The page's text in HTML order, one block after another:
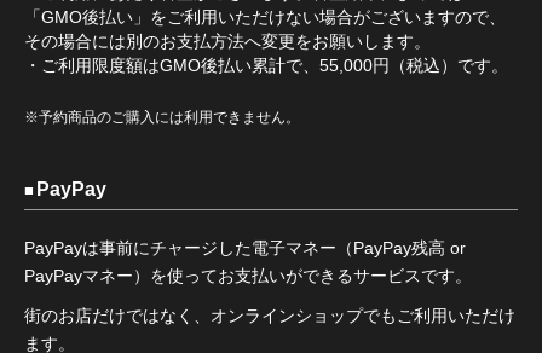
「GMO後払い」をご利用いただけない場合がございますので、
その場合には別のお支払方法へ変更をお願いします。
・ご利用限度額はGMO後払い累計で、55,000円（税込）です。
※予約商品のご購入には利用できません。
PayPay
PayPayは事前にチャージした電子マネー（PayPay残高 or
PayPayマネー）を使ってお支払いができるサービスです。
街のお店だけではなく、オンラインショップでもご利用いただけ
ます。